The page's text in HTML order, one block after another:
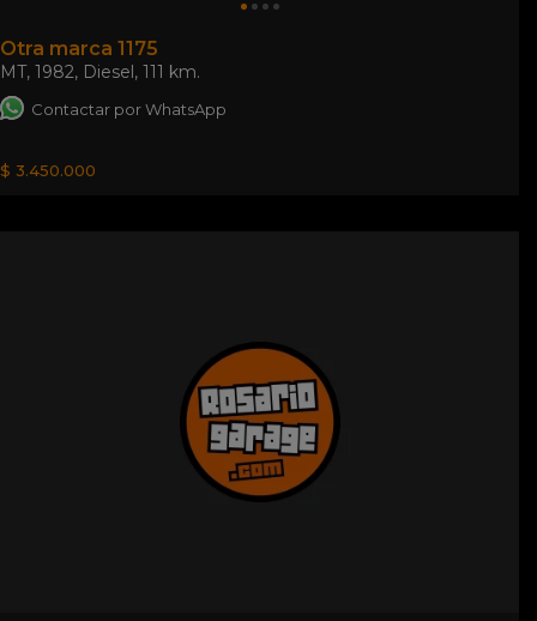
Otra marca 1175
MT, 1982, Diesel , 111 km.
Contactar por WhatsApp
$ 3.450.000